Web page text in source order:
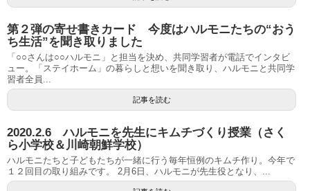
第２弾の寄せ書きカード 今度はハルモニたちの“おう
ち生活”を聞き取りました
「○○さんは○○ハルモニ」と担当を決め、共同学習者が電話でインタビ
ュー。「ステイホーム」の暮らしと想いを聞き取り、ハルモニと共同学
習者全員...
記事を読む
2020.2.6 ハルモニを先生にキムチづくり授業（さく
ら小学校＆川崎朝鮮学校）
ハルモニたちと子どもたちが一緒に行う毎年恒例のキムチ作り。今年で
１２回目の取り組みです。 2月6日、ハルモニが先生役となり、...